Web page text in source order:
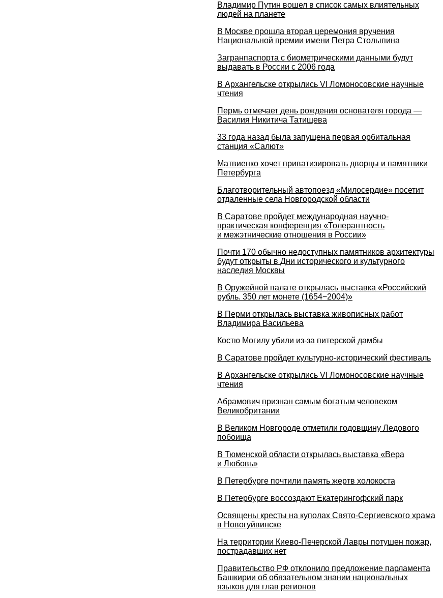
Владимир Путин вошел в список самых влиятельных
людей на планете
В Москве прошла вторая церемония вручения
Национальной премии имени Петра Столыпина
Загранпаспорта с биометрическими данными будут
выдавать в России с 2006 года
В Архангельске открылись VI Ломоносовские научные
чтения
Пермь отмечает день рождения основателя города —
Василия Никитича Татищева
33 года назад была запущена первая орбитальная
станция «Салют»
Матвиенко хочет приватизировать дворцы и памятники
Петербурга
Благотворительный автопоезд «Милосердие» посетит
отдаленные села Новгородской области
В Саратове пройдет международная научно-
практическая конференция «Толерантность
и межэтнические отношения в России»
Почти 170 обычно недоступных памятников архитектуры
будут открыты в Дни исторического и культурного
наследия Москвы
В Оружейной палате открылась выставка «Российский
рубль. 350 лет монете (1654−2004)»
В Перми открылась выставка живописных работ
Владимира Васильева
Костю Могилу убили из-за питерской дамбы
В Саратове пройдет культурно-исторический фестиваль
В Архангельске открылись VI Ломоносовские научные
чтения
Абрамович признан самым богатым человеком
Великобритании
В Великом Новгороде отметили годовщину Ледового
побоища
В Тюменской области открылась выставка «Вера
и Любовь»
В Петербурге почтили память жертв холокоста
В Петербурге воссоздают Екатерингофский парк
Освящены кресты на куполах Свято-Сергиевского храма
в Новогуйвинске
На территории Киево-Печерской Лавры потушен пожар,
пострадавших нет
Правительство РФ отклонило предложение парламента
Башкирии об обязательном знании национальных
языков для глав регионов